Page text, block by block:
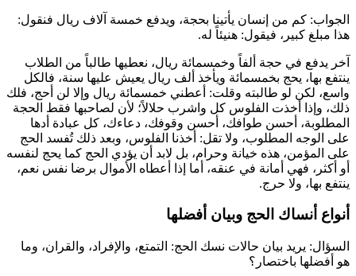
الجواب: كم من إنسان يأتينا بحجة، ويدفع خمسة آلاف ريال فنقول:
هذا مبلغ كبير، فيقول: هنيئاً له.
آخر يدفع في حجة ألفاً وخمسمائة ريال، نعطيها طالباً من الطلاب
ينتفع بها، يحج بخمسمائة ويأخذ ألف ريال يعيش عليها سنة، فالكل
واسع، لكن لو طالبته وقلت: أعطني خمسمائة ريال وإلا لن أحج، فلك
ذلك، وإذا أخذت الفلوس كل واشرب حلالاً؛ لأن لصاحبها فقط الحجة
المطلوبة، أحسن طوافك، أحسن وقوفك، دعاءك، كل عبادة أدها
على الوجه المطلوب، ولا تقل: أخذنا الفلوس، وبعد ذلك تُفسد الحج
على المؤمن، هذه خيانة وحرام، بل لابد أن يؤدي الحج كما يحج لنفسه
أو أكثر، فهي أمانة في عنقه، أما إذا أعطاه الأموال برضا نفس نعم،
ينتفع بها، ولا حرج.
أنواع أنساك الحج وبيان أفضلها
السؤال: يريد بيان حالات نسك الحج: التمتع، والإفراد، والقران، وما
هو أفضلها باختصار؟